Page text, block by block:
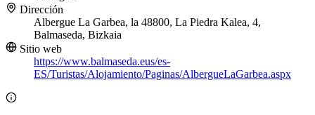
Dirección
Albergue La Garbea, la 48800, La Piedra Kalea, 4,
Balmaseda, Bizkaia
Sitio web
https://www.balmaseda.eus/es-
ES/Turistas/Alojamiento/Paginas/AlbergueLaGarbea.aspx